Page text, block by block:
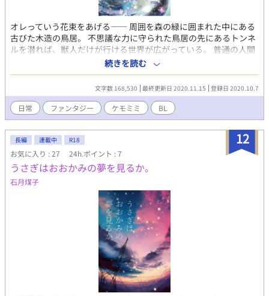
オレっていう花束をあげる―― 周囲を森の緑に囲まれた中にある
古びた木造の鳥居。 不思議な力に守られた鳥居の先にあるトンネ
ルを潜れば、獣人だけが行ける世界が広がっている。 普通の人間
には決して気付かれることの無い世界との境界線。 境界線のこち
ら側、人間世界に紛れて、独り暮らす狼の銀。 誰と慣れ合うこと
も無く、坦々とした日々を過ごしながらも、銀は冷え冷えとした
自身の心を持て余していた。 そんな毎日を送るある日、孤独な銀
の心に突如飛び込んできた天真爛漫な柴犬の小太郎。 小太郎に振
り回されながらも芽生えた想いを、銀は戸惑いながらも受け入れ
ていくのだが…。 ケモミミ・ツンデレ攻め×ワンコ受け
続きを読む
文字数 168,530 最終更新日 2020.11.15 登録日 2020.10.7
日常 ファンタジー ケモミミ BL
12
長編 連載中 R18
お気に入り : 27 24h.ポイント : 7
うさぎはおおかみの夢を見るか。
石月煤子